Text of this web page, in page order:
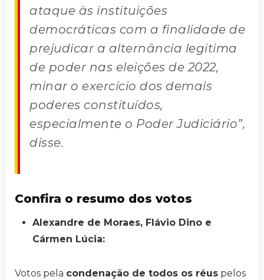
ataque às instituições
democráticas com a finalidade de
prejudicar a alternância legitima
de poder nas eleições de 2022,
minar o exercício dos demais
poderes constituídos,
especialmente o Poder Judiciário”,
disse.
Confira o resumo dos votos
Alexandre de Moraes, Flávio Dino e
Cármen Lúcia:
Votos pela condenação de todos os réus pelos